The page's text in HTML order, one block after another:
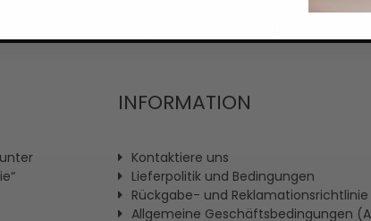
Sie damit ein, dass Ihre Bestandsdaten wie E-
Ihrer Einwilligung gemäß Art. 6 Abs. 1 a) DSGVO
INFORMATION
Kontaktiere uns
Lieferpolitik und Bedingungen
Rückgabe- und Reklamationsrichtlinie
Allgemeine Geschäftsbedingungen